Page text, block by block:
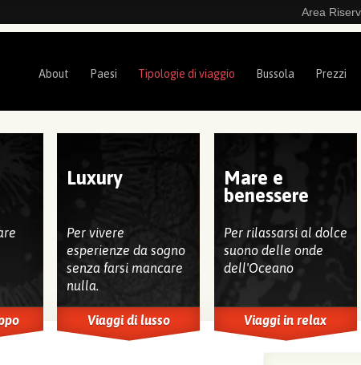
Area
About Paesi Tipologie di viaggio Bussola Prezzi
Luxury
Per vivere
esperienze da sogno
senza farsi mancare
nulla.
Viaggi di lusso
Mare e
benessere
Per rilassarsi al dolce
suono delle onde
dell'Oceano
Viaggi in relax